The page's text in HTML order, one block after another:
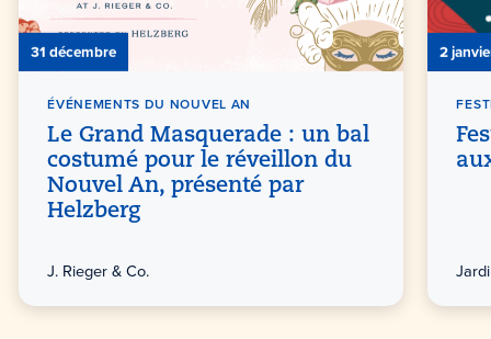
31 décembre
ÉVÉNEMENTS DU NOUVEL AN
Le Grand Masquerade : un bal
costumé pour le réveillon du
Nouvel An, présenté par
Helzberg
J. Rieger & Co.
2